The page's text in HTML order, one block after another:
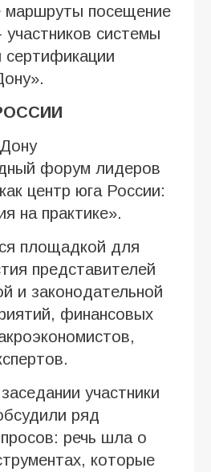
маршруты посещение
участников системы
форум лидеров
центр юга России:
на практике».
площадкой для
представителей
и законодательной
финансовых
участники
ряд
речь шла о
которые